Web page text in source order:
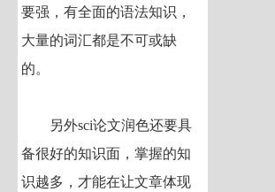
要强，有全面的语法知识，
大量的词汇都是不可或缺
的。
另外sci论文润色还要具
备很好的知识面，掌握的知
识越多，才能在让文章体现